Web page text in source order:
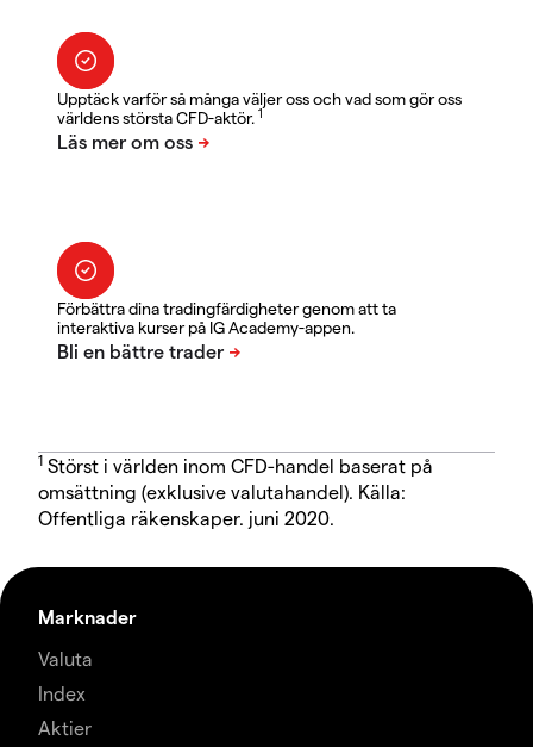
Upptäck varför så många väljer oss och vad som gör oss
världens största CFD-aktör. 1
Förbättra dina tradingfärdigheter genom att ta
interaktiva kurser på IG Academy-appen.
1 Störst i världen inom CFD-handel baserat på
omsättning (exklusive valutahandel). Källa:
Offentliga räkenskaper. juni 2020.
Marknader
Valuta
Index
Aktier